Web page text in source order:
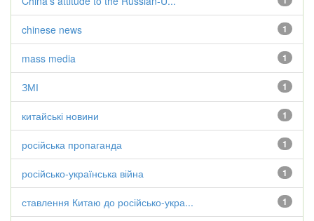
1
chinese news
1
mass media
1
ЗМІ
1
китайські новини
1
російська пропаганда
1
російсько-українська війна
1
ставлення Китаю до російсько-укра...